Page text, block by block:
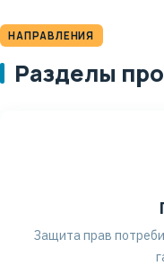
НАПРАВЛЕНИЯ
Разделы
Защита прав